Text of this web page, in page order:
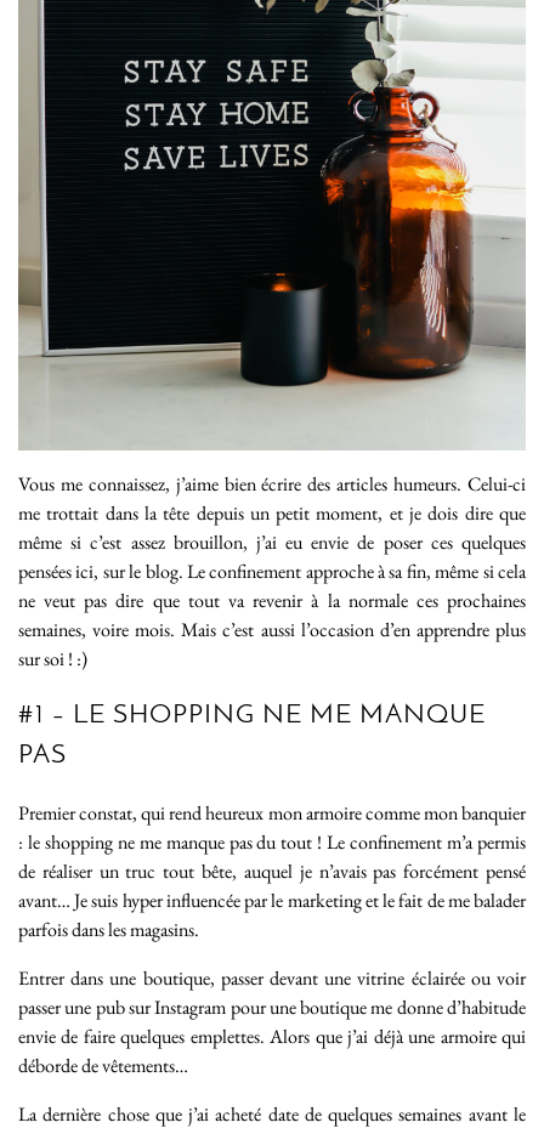
Vous me connaissez, j’aime bien écrire des articles humeurs. Celui-ci
me trottait dans la tête depuis un petit moment, et je dois dire que
même si c’est assez brouillon, j’ai eu envie de poser ces quelques
pensées ici, sur le blog. Le confinement approche à sa fin, même si cela
ne veut pas dire que tout va revenir à la normale ces prochaines
semaines, voire mois. Mais c’est aussi l’occasion d’en apprendre plus
sur soi ! :)
#1 – LE SHOPPING NE ME MANQUE
PAS
Premier constat, qui rend heureux mon armoire comme mon banquier
: le shopping ne me manque pas du tout ! Le confinement m’a permis
de réaliser un truc tout bête, auquel je n’avais pas forcément pensé
avant… Je suis hyper influencée par le marketing et le fait de me balader
parfois dans les magasins.
Entrer dans une boutique, passer devant une vitrine éclairée ou voir
passer une pub sur Instagram pour une boutique me donne d’habitude
envie de faire quelques emplettes. Alors que j’ai déjà une armoire qui
déborde de vêtements…
La dernière chose que j’ai acheté date de quelques semaines avant le